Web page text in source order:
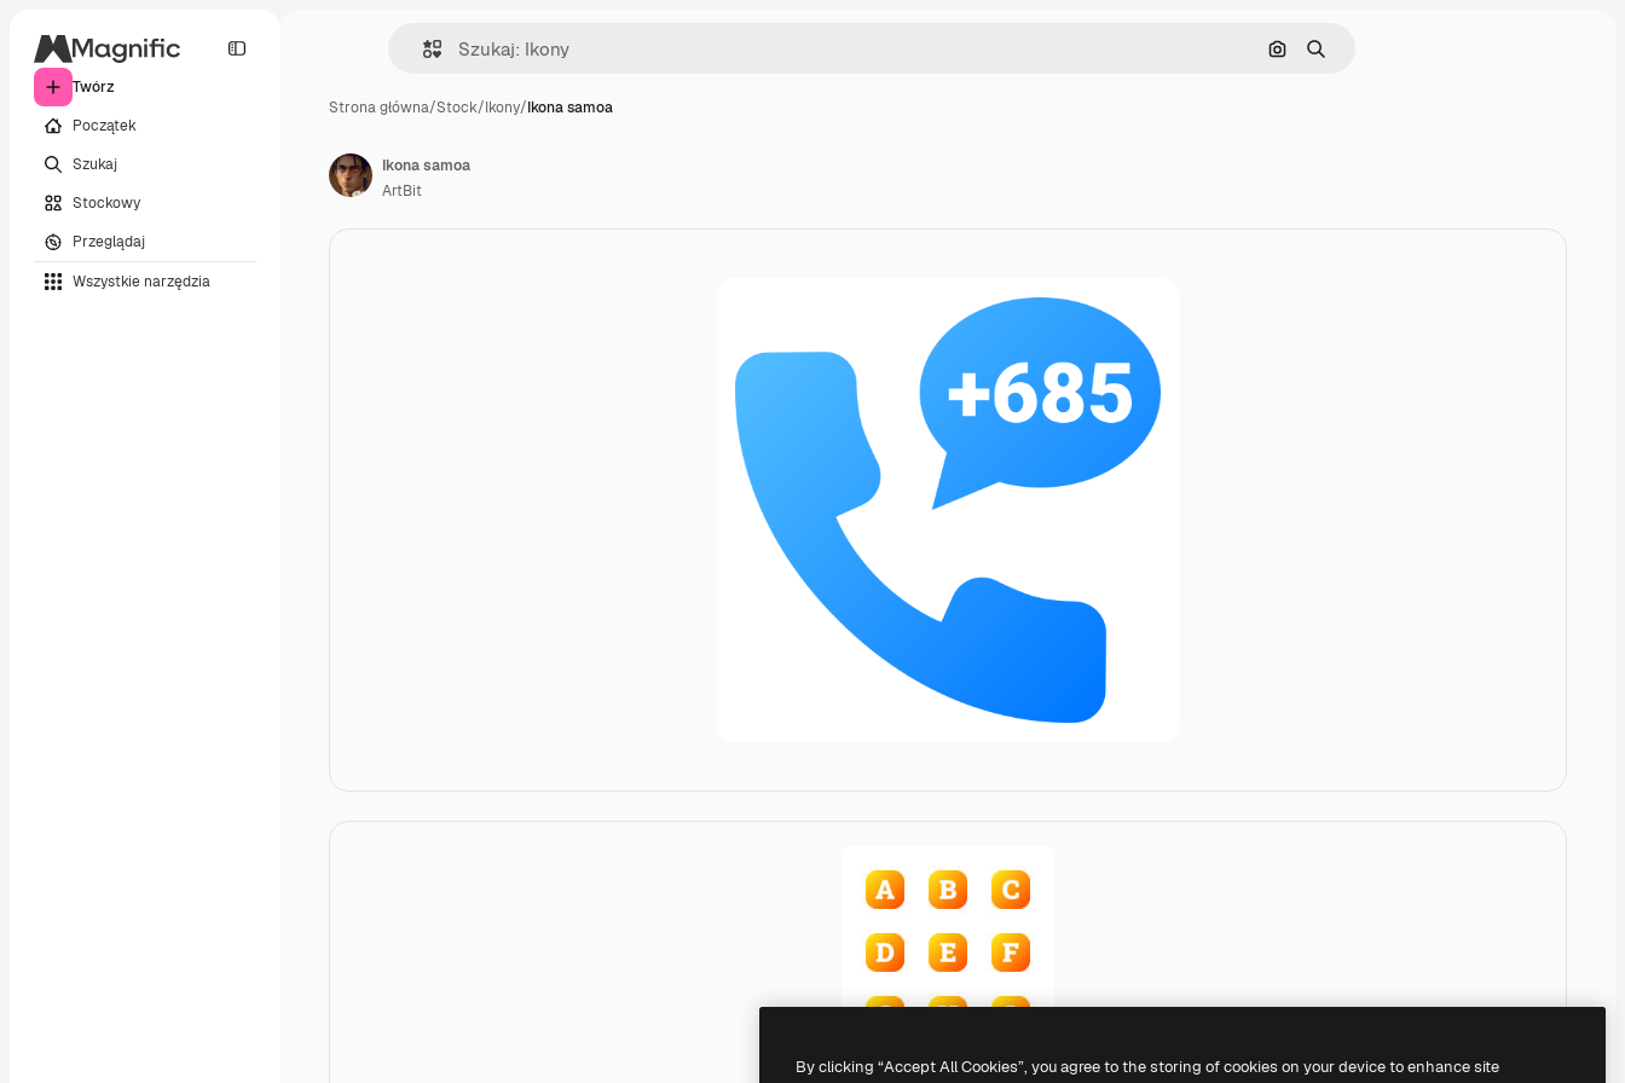
Twórz
Początek
Szukaj
Stockowy
Przeglądaj
Wszystkie narzędzia
Szukaj według obrazu
Szukaj
Strona główna/Stock/Ikony/Ikona samoa
Generic gradient fill
Ikona samoa
ArtBit
By clicking “Accept All Cookies”, you agree to the storing of cookies on your device to enhance site